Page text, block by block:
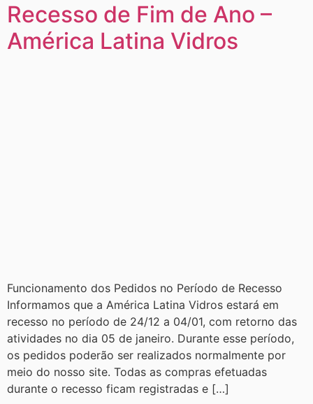
Recesso de Fim de Ano –
América Latina Vidros
Funcionamento dos Pedidos no Período de Recesso
Informamos que a América Latina Vidros estará em
recesso no período de 24/12 a 04/01, com retorno das
atividades no dia 05 de janeiro. Durante esse período,
os pedidos poderão ser realizados normalmente por
meio do nosso site. Todas as compras efetuadas
durante o recesso ficam registradas e […]